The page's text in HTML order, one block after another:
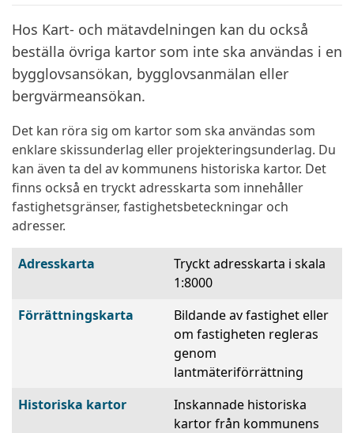
Hos Kart- och mätavdelningen kan du också
beställa övriga kartor som inte ska användas i en
bygglovsansökan, bygglovsanmälan eller
bergvärmeansökan.
Det kan röra sig om kartor som ska användas som
enklare skissunderlag eller projekteringsunderlag. Du
kan även ta del av kommunens historiska kartor. Det
finns också en tryckt adresskarta som innehåller
fastighetsgränser, fastighetsbeteckningar och
adresser.
Adresskarta
Tryckt adresskarta i skala
1:8000
Förrättningskarta
Bildande av fastighet eller
om fastigheten regleras
genom
lantmäteriförrättning
Historiska kartor
Inskannade historiska
kartor från kommunens